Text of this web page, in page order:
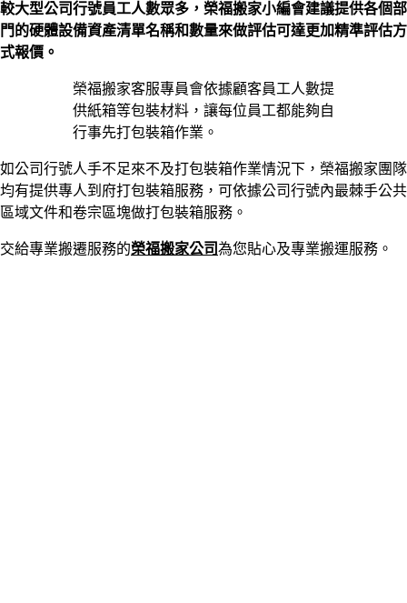
較大型公司行號員工人數眾多，榮福搬家小編會建議提供各個部
門的硬體設備資產清單名稱和數量來做評估可達更加精準評估方
式報價。
榮福搬家客服專員會依據顧客員工人數提
供紙箱等包裝材料，讓每位員工都能夠自
行事先打包裝箱作業。
如公司行號人手不足來不及打包裝箱作業情況下，榮福搬家團隊
均有提供專人到府打包裝箱服務，可依據公司行號內最棘手公共
區域文件和卷宗區塊做打包裝箱服務。
交給專業搬遷服務的榮福搬家公司為您貼心及專業搬運服務。